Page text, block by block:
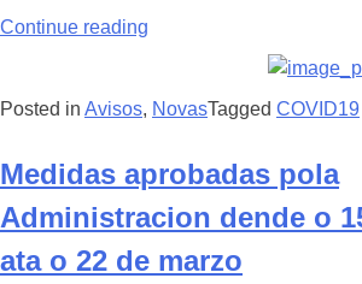
Continue reading
Posted in Avisos, NovasTagged COVID19
Medidas aprobadas pola
Administracion dende o
ata o 22 de marzo